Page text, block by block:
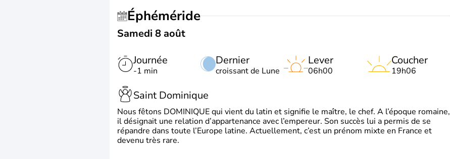
Éphéméride
Samedi 8 août
Journée
-1 min
Dernier
croissant de Lune
Lever
06h00
Coucher
19h06
Saint Dominique
Nous fêtons DOMINIQUE qui vient du latin et signifie le maître, le chef. A l’époque romaine,
il désignait une relation d’appartenance avec l’empereur. Son succès lui a permis de se
répandre dans toute l’Europe latine. Actuellement, c’est un prénom mixte en France et
devenu très rare.